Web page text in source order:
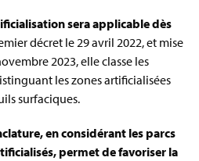
sera applicable dès
décret le 29 avril 2022, et mise
2023, elle classe les
les zones artificialisées
surfaciques.
en considérant les parcs
permet de favoriser la